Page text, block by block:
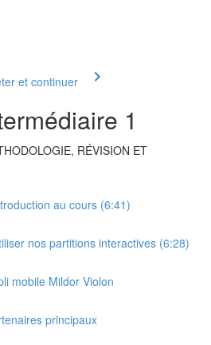
et continuer
1
RÉVISION ET
au cours (6:41)
nos partitions interactives (6:28)
mobile Mildor Violon
principaux